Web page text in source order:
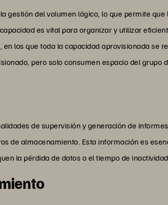
gestión del volumen lógico, lo que permite
es vital para organizar y utilizar
los que toda la capacidad aprovisionada se
pero solo consumen espacio del grupo
de supervisión y generación de
de almacenamiento. Esta información es
la pérdida de datos o el tiempo de